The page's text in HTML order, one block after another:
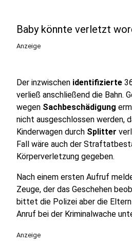
Baby könnte verletzt
Anzeige
Der inzwischen identifizierte
verließ anschließend die Bahn.
wegen Sachbeschädigung
nicht ausgeschlossen werden,
Kinderwagen durch Splitter
Fall wäre auch der
Körperverletzung gegeben.
Nach einem ersten Aufruf
Zeuge, der das Geschehen
bittet die Polizei aber die
Anruf bei der Kriminalwache
Anzeige